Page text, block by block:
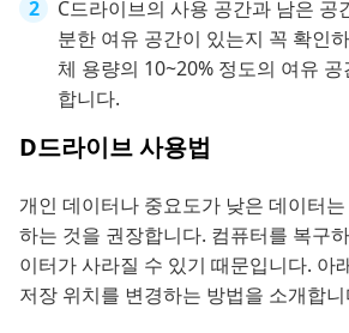
C드라이브의 사용 공간과 남은 공
분한 여유 공간이 있는지 꼭 확인
체 용량의 10~20% 정도의 여유
합니다.
D드라이브 사용법
개인 데이터나 중요도가 낮은 데이터
하는 것을 권장합니다. 컴퓨터를 복구
이터가 사라질 수 있기 때문입니다. 아
저장 위치를 변경하는 방법을 소개합니